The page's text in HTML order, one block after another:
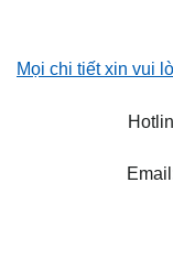
Mọi chi tiết xin vui